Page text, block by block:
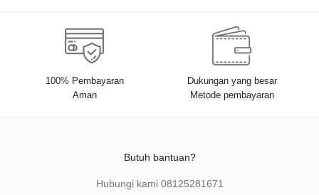
100% Pembayaran
Aman
Dukungan yang besar
Metode pembayaran
Butuh bantuan?
Hubungi kami 08125281671